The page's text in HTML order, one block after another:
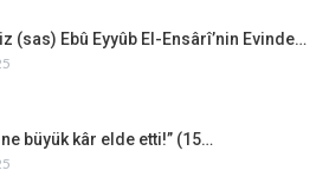
(sas) Ebû Eyyûb El-Ensârî’nin Evinde…
ne büyük kâr elde etti!” (15…